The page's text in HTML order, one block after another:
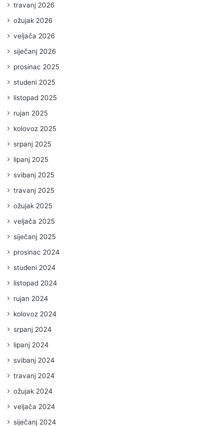
travanj 2026
ožujak 2026
veljača 2026
siječanj 2026
prosinac 2025
studeni 2025
listopad 2025
rujan 2025
kolovoz 2025
srpanj 2025
lipanj 2025
svibanj 2025
travanj 2025
ožujak 2025
veljača 2025
siječanj 2025
prosinac 2024
studeni 2024
listopad 2024
rujan 2024
kolovoz 2024
srpanj 2024
lipanj 2024
svibanj 2024
travanj 2024
ožujak 2024
veljača 2024
siječanj 2024